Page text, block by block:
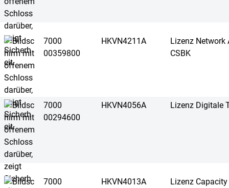
7000
00359800
HKVN4211A
Lizenz Network
CSBK
7000
00294600
HKVN4056A Lizenz Digitale
7000
HKVN4013A Lizenz